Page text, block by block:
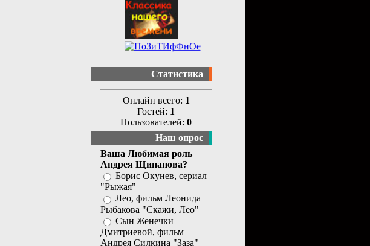
Статистика
Онлайн всего: 1
Гостей: 1
Пользователей: 0
Наш опрос
Ваша Любимая роль
Андрея Щипанова?
Борис Окунев, сериал
"Рыжая"
Лео, фильм Леонида
Рыбакова "Скажи, Лео"
Сын Женечки
Дмитриевой, фильм
Андрея Силкина "Заза"